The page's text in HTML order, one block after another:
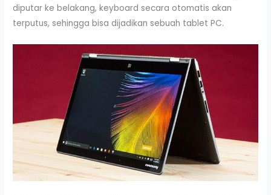
diputar ke belakang, keyboard secara otomatis akan
terputus, sehingga bisa dijadikan sebuah tablet PC.